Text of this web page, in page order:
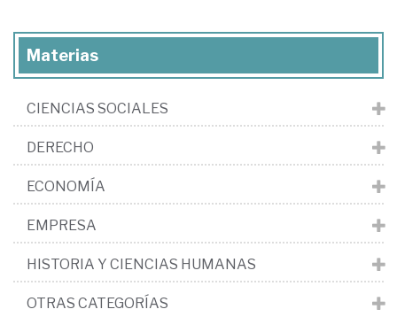
Materias
CIENCIAS SOCIALES
DERECHO
ECONOMÍA
EMPRESA
HISTORIA Y CIENCIAS HUMANAS
OTRAS CATEGORÍAS